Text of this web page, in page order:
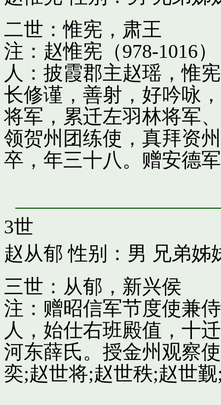
二世：惟宪，肃王
注：赵惟宪（978-1016
人：披霞郡主赵瑶，惟
长修谨，善射，好吟咏
将军，累迁左羽林将军
领贺州团练使，真拜资
卒，年三十八。赠安德
3世
赵从郁 性别：男 兄弟姊
三世：从郁，新兴侯
注：赠昭信军节度使兼
人，始仕右班殿值，十
河东薛氏。授金州观察
奕;赵世将;赵世秩;赵世